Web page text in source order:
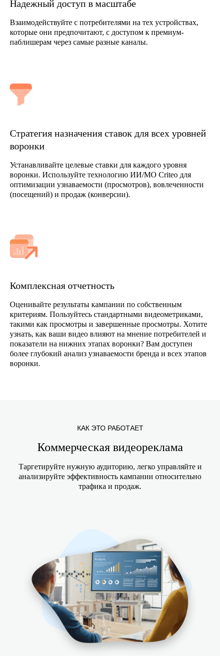
Надежный доступ в масштабе
Взаимодействуйте с потребителями на тех устройствах,
которые они предпочитают, с доступом к премиум-
паблишерам через самые разные каналы.
Стратегия назначения ставок для всех уровней
воронки
Устанавливайте целевые ставки для каждого уровня
воронки. Используйте технологию ИИ/МО Criteo для
оптимизации узнаваемости (просмотров), вовлеченности
(посещений) и продаж (конверсии).
Комплексная отчетность
Оценивайте результаты кампании по собственным
критериям. Пользуйтесь стандартными видеометриками,
такими как просмотры и завершенные просмотры. Хотите
узнать, как ваши видео влияют на мнение потребителей и
показатели на нижних этапах воронки? Вам доступен
более глубокий анализ узнаваемости бренда и всех этапов
воронки.
КАК ЭТО РАБОТАЕТ
Коммерческая видеореклама
Таргетируйте нужную аудиторию, легко управляйте и
анализируйте эффективность кампании относительно
трафика и продаж.